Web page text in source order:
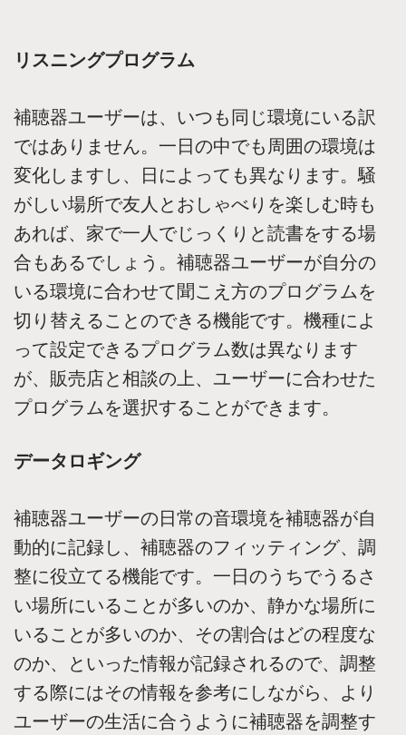
リスニングプログラム
補聴器ユーザーは、いつも同じ環境にいる訳
ではありません。一日の中でも周囲の環境は
変化しますし、日によっても異なります。騒
がしい場所で友人とおしゃべりを楽しむ時も
あれば、家で一人でじっくりと読書をする場
合もあるでしょう。補聴器ユーザーが自分の
いる環境に合わせて聞こえ方のプログラムを
切り替えることのできる機能です。機種によ
って設定できるプログラム数は異なります
が、販売店と相談の上、ユーザーに合わせた
プログラムを選択することができます。
データロギング
補聴器ユーザーの日常の音環境を補聴器が自
動的に記録し、補聴器のフィッティング、調
整に役立てる機能です。一日のうちでうるさ
い場所にいることが多いのか、静かな場所に
いることが多いのか、その割合はどの程度な
のか、といった情報が記録されるので、調整
する際にはその情報を参考にしながら、より
ユーザーの生活に合うように補聴器を調整す